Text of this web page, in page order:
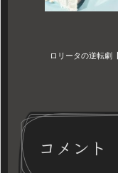
ロリータの逆転劇
コメント